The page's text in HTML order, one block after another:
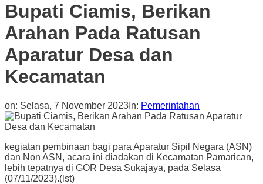
Bupati Ciamis, Berikan
Arahan Pada Ratusan
Aparatur Desa dan
Kecamatan
on: Selasa, 7 November 2023 In: Pemerintahan
kegiatan pembinaan bagi para Aparatur Sipil Negara (ASN)
dan Non ASN, acara ini diadakan di Kecamatan Pamarican,
lebih tepatnya di GOR Desa Sukajaya, pada Selasa
(07/11/2023).(lst)